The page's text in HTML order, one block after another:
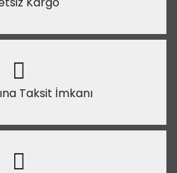
Taksit İmkanı